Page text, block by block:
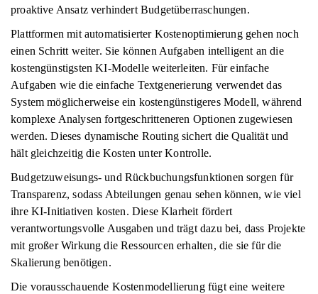
proaktive Ansatz verhindert Budgetüberraschungen.
Plattformen mit automatisierter Kostenoptimierung gehen noch
einen Schritt weiter. Sie können Aufgaben intelligent an die
kostengünstigsten KI-Modelle weiterleiten. Für einfache
Aufgaben wie die einfache Textgenerierung verwendet das
System möglicherweise ein kostengünstigeres Modell, während
komplexe Analysen fortgeschritteneren Optionen zugewiesen
werden. Dieses dynamische Routing sichert die Qualität und
hält gleichzeitig die Kosten unter Kontrolle.
Budgetzuweisungs- und Rückbuchungsfunktionen sorgen für
Transparenz, sodass Abteilungen genau sehen können, wie viel
ihre KI-Initiativen kosten. Diese Klarheit fördert
verantwortungsvolle Ausgaben und trägt dazu bei, dass Projekte
mit großer Wirkung die Ressourcen erhalten, die sie für die
Skalierung benötigen.
Die vorausschauende Kostenmodellierung fügt eine weitere